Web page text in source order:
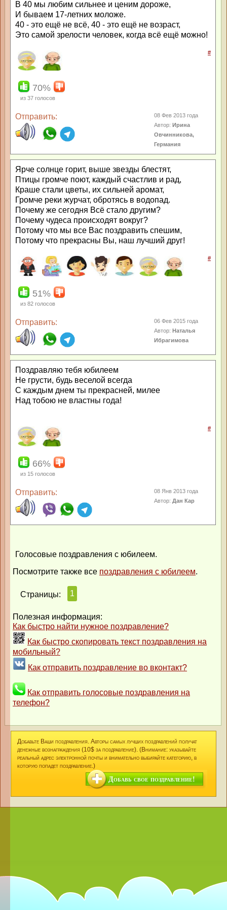
В 40 мы любим сильнее и ценим дороже,
И бываем 17-летних моложе.
40 - это ещё не всё, 40 - это ещё не возраст,
Это самой зрелости человек, когда всё ещё можно!
#
70%
из 37 голосов
Отправить:
08 Фев 2013 года
Автор:Ирина
Овчинникова,
Германия
Ярче солнце горит, выше звезды блестят,
Птицы громче поют, каждый счастлив и рад,
Краше стали цветы, их сильней аромат,
Громче реки журчат, обротясь в водопад.
Почему же сегодня Всё стало другим?
Почему чудеса происходят вокруг?
Потому что мы все Вас поздравить спешим,
Потому что прекрасны Вы, наш лучший друг!
#
51%
из 82 голосов
Отправить:
06 Фев 2015 года
Автор:Наталья
Ибрагимова
Поздравляю тебя юбилеем
Не грусти, будь веселой всегда
С каждым днем ты прекрасней, милее
Над тобою не властны года!
#
66%
из 15 голосов
Отправить:
08 Янв 2013 года
Автор:Дан Кар
Голосовые поздравления с юбилеем.
Посмотрите также все поздравления с юбилеем.
Страницы: 1
Полезная информация:
Как быстро найти нужное поздравление?
Как быстро скопировать текст поздравления на
мобильный?
Как отправить поздравление во вконтакт?
Как отправить голосовые поздравления на
телефон?
Добавьте Ваши поздравления. Авторы самых лучших поздравлений получат
денежные вознаграждения (10$ за поздравление). (Внимание: указывайте
реальный адрес электронной почты и внимательно выбирайте категорию, в
которую попадет поздравление.)
Добавь свое поздравление!